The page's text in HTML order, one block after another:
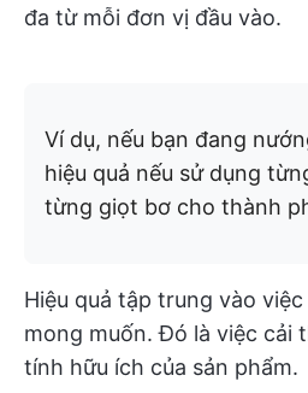
đa từ mỗi đơn vị đầu vào.
Ví dụ, nếu bạn đang
hiệu quả nếu sử dụng
từng giọt bơ cho thành
Hiệu quả tập trung vào
mong muốn. Đó là việc cải
tính hữu ích của sản phẩm.